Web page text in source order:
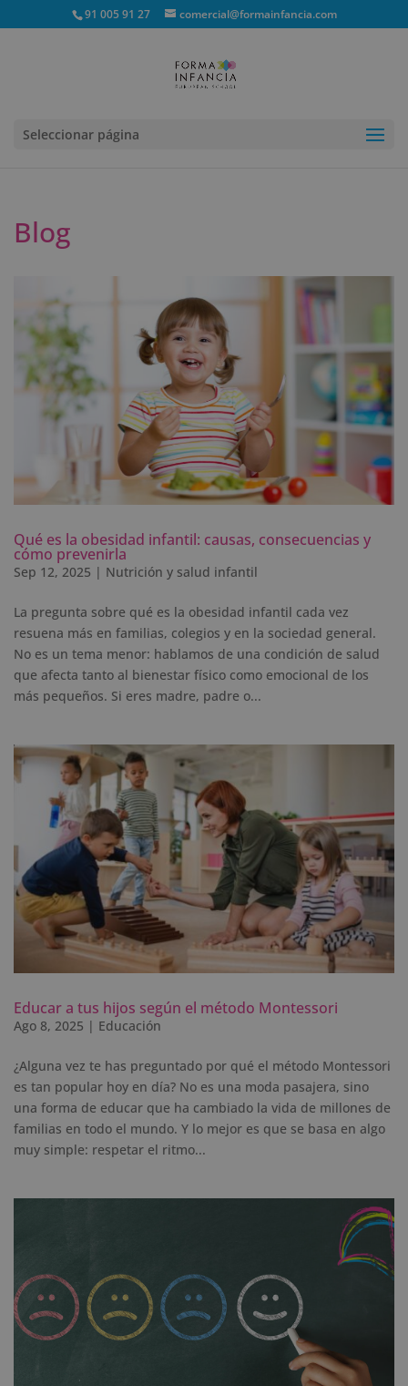
91 005 91 27 comercial@formainfancia.com
Seleccionar página
Blog
Qué es la obesidad infantil: causas, consecuencias y
cómo prevenirla
Sep 12, 2025 | Nutrición y salud infantil
La pregunta sobre qué es la obesidad infantil cada vez
resuena más en familias, colegios y en la sociedad general.
No es un tema menor: hablamos de una condición de salud
que afecta tanto al bienestar físico como emocional de los
más pequeños. Si eres madre, padre o...
Educar a tus hijos según el método Montessori
Ago 8, 2025 | Educación
¿Alguna vez te has preguntado por qué el método Montessori
es tan popular hoy en día? No es una moda pasajera, sino
una forma de educar que ha cambiado la vida de millones de
familias en todo el mundo. Y lo mejor es que se basa en algo
muy simple: respetar el ritmo...